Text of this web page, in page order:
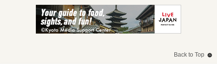
Back to Top